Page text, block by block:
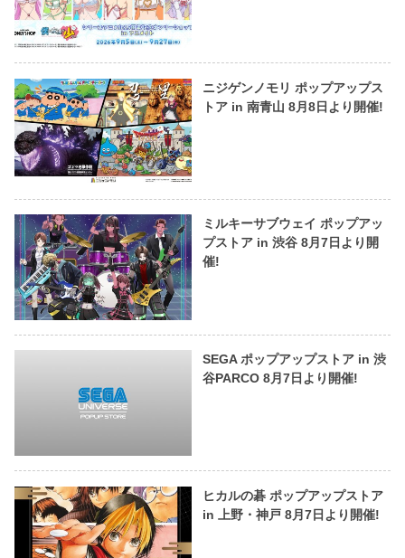
ニジゲンノモリ ポップアップス
トア in 南青山 8月8日より開催!
ミルキーサブウェイ ポップアッ
プストア in 渋谷 8月7日より開
催!
SEGA ポップアップストア in 渋
谷PARCO 8月7日より開催!
ヒカルの碁 ポップアップストア
in 上野・神戸 8月7日より開催!